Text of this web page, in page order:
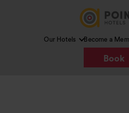
Our Hotels Become a
Book